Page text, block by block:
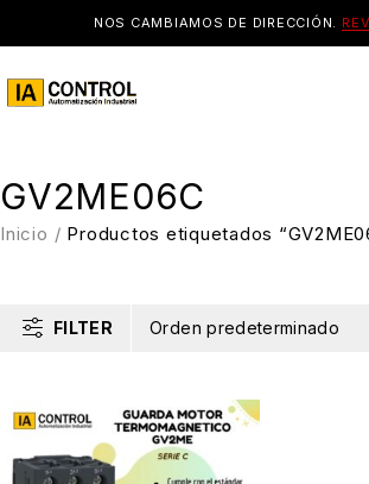
NOS CAMBIAMOS DE DIRECCIÓN.
GV2ME06C
Inicio / Productos etiquetados
FILTER Orden predeterminado